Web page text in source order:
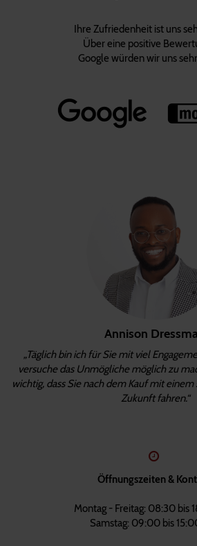
Ihre Zufriedenheit ist uns
Über eine positive
Google würden wir uns
Annison
„Täglich bin ich für Sie mit viel
versuche das Unmögliche möglich zu
wichtig, dass Sie nach dem Kauf mit
Zukunft fahren.“
Öffnungszeiten &
Montag - Freitag: 08:30 bis
Samstag: 09:00 bis